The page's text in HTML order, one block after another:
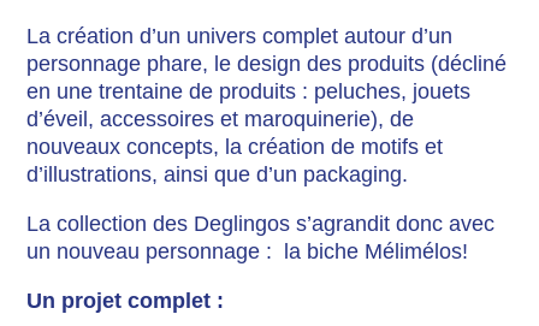
La création d’un univers complet autour d’un
personnage phare, le design des produits (décliné
en une trentaine de produits : peluches, jouets
d’éveil, accessoires et maroquinerie), de
nouveaux concepts, la création de motifs et
d’illustrations, ainsi que d’un packaging.
La collection des Deglingos s’agrandit donc avec
un nouveau personnage : la biche Mélimélos!
Un projet complet :